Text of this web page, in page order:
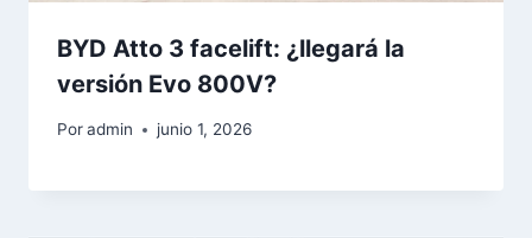
BYD Atto 3 facelift: ¿llegará la
versión Evo 800V?
Poradmin junio 1, 2026